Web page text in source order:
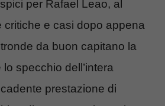
per Rafael Leao, al
critiche e casi dopo appena
da buon capitano la
specchio dell’intera
prestazione di